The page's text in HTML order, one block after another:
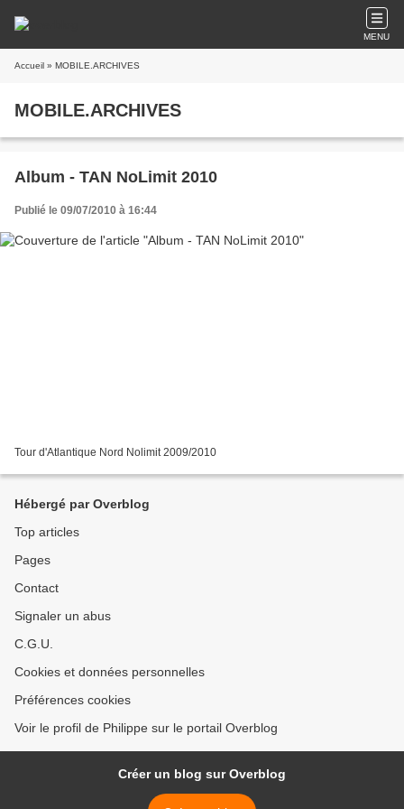
MENU
Accueil » MOBILE.ARCHIVES
MOBILE.ARCHIVES
Album - TAN NoLimit 2010
Publié le 09/07/2010 à 16:44
Tour d'Atlantique Nord Nolimit 2009/2010
Hébergé par Overblog
Top articles
Pages
Contact
Signaler un abus
C.G.U.
Cookies et données personnelles
Préférences cookies
Voir le profil de Philippe sur le portail Overblog
Créer un blog sur Overblog